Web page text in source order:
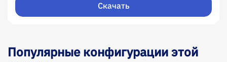
Скачать
Популярные конфигурации этой